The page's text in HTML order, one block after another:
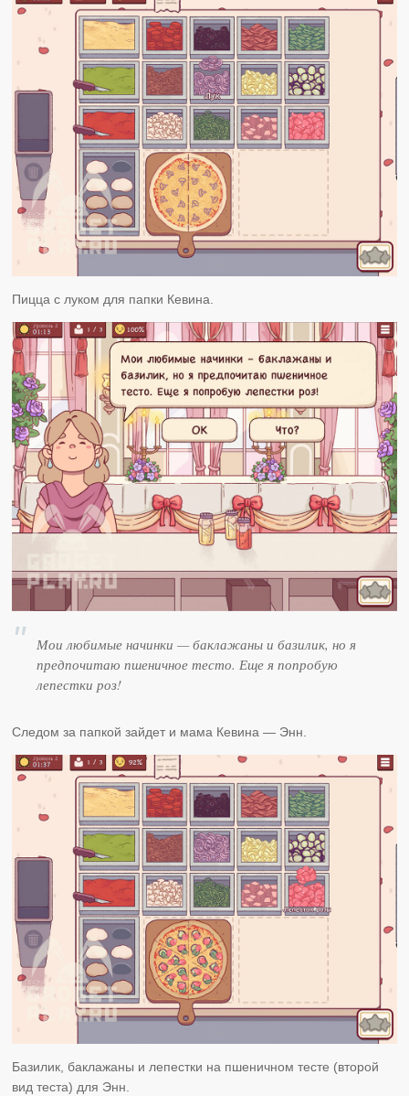
Пицца с луком для папки Кевина.
Мои любимые начинки — баклажаны и базилик, но я
предпочитаю пшеничное тесто. Еще я попробую
лепестки роз!
Следом за папкой зайдет и мама Кевина — Энн.
Базилик, баклажаны и лепестки на пшеничном тесте (второй
вид теста) для Энн.